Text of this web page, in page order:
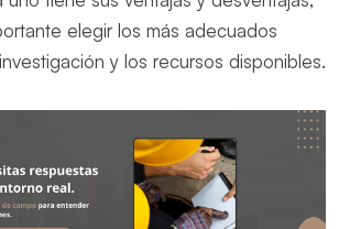
elegir los más adecuados
y los recursos disponibles.